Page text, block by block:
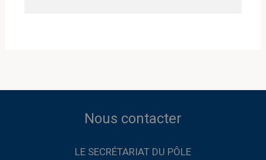
Nous contacter
LE SECRÉTARIAT DU PÔLE